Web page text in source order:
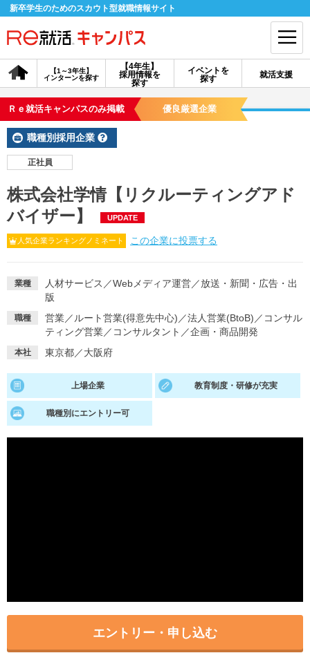
新卒学生のためのスカウト型就職情報サイト
【4年生】
採用情報を
探す
【1～3年生】
インターンを探す
イベントを
探す
就活支援
会員登録 ログイン
会員ID・パスワードを忘れた方はこちら
探す
【4年生】
採用情報を探す
【4年生】
説明会を探す
【1～3年生】
インターンを探す
就活ノウハウ・サポート
就活支援
就活ノウハウが満載！
就活コラム
適職診断 就活チャンネル
就活ニュースペーパー よくある質問
Ｒｅ就活キャンパスのみ掲載 優良厳選企業
職種別採用企業
正社員
株式会社学情【リクルーティングアド
バイザー】
UPDATE
人気企業ランキングノミネート この企業に投票する
業種 人材サービス ／Webメディア運営／放送・新聞・広告・出
版
職種 営業／ ルート営業(得意先中心) ／法人営業(BtoB) ／ コンサル
ティング営業／ コンサルタント ／企画・商品開発
本社 東京都／大阪府
上場企業 教育制度・研修が充実
職種別にエントリー可
エントリー・申し込む